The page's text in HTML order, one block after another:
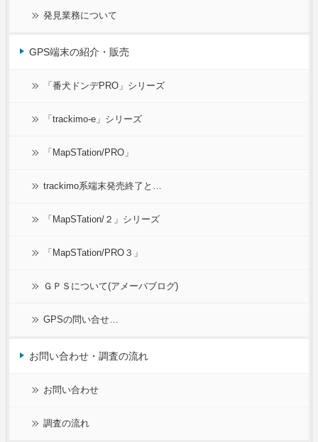
発見業務について
GPS端末の紹介・販売
「番犬ドンデPRO」シリーズ
「trackimo-e」シリーズ
「MapSTation/PRO」
trackimo系端末発売終了と…
「MapSTation/２」シリーズ
「MapSTation/PRO３」
ＧＰＳについて(アメーバブログ)
GPSの問い合せ…
お問い合わせ・調査の流れ
お問い合わせ
調査の流れ